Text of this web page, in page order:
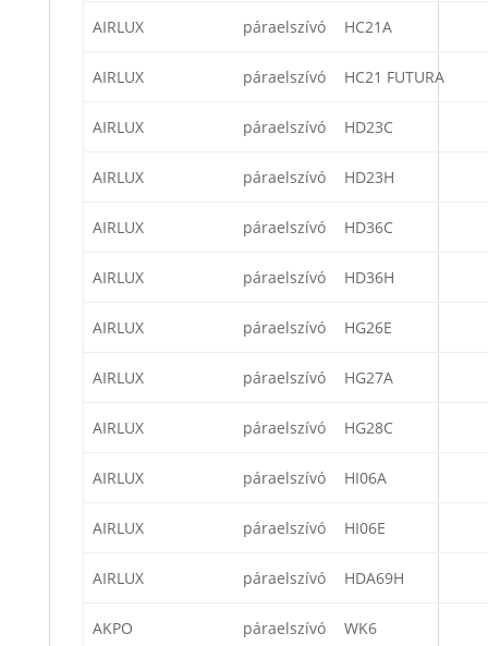
AIRLUX páraelszívó HC21A
AIRLUX páraelszívó HC21 FUTURA
AIRLUX páraelszívó HD23C
AIRLUX páraelszívó HD23H
AIRLUX páraelszívó HD36C
AIRLUX páraelszívó HD36H
AIRLUX páraelszívó HG26E
AIRLUX páraelszívó HG27A
AIRLUX páraelszívó HG28C
AIRLUX páraelszívó HI06A
AIRLUX páraelszívó HI06E
AIRLUX páraelszívó HDA69H
AKPO páraelszívó WK6